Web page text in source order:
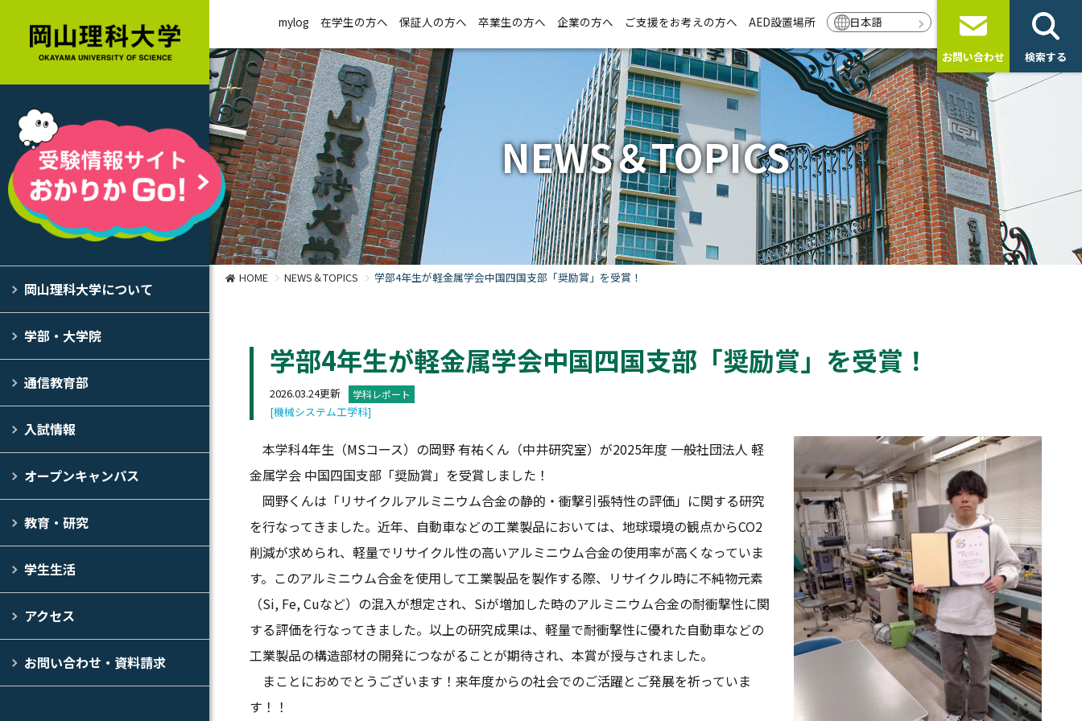
岡山理科大学について
学部・大学院
通信教育部
入試情報
オープンキャンパス
教育・研究
学生生活
アクセス
お問い合わせ・資料請求
mylog 在学生の方へ 保証人の方へ 卒業生の方へ 企業の方へ ご支援をお考えの方へ AED設置場所 日本語
お問い合わせ 検索する
NEWS＆TOPICS
HOME NEWS＆TOPICS 学部4年生が軽金属学会中国四国支部「奨励賞」を受賞！
学部4年生が軽金属学会中国四国支部「奨励賞」を受賞！
2026.03.24更新 学科レポート
[機械システム工学科]
本学科4年生（MSコース）の岡野 有祐くん（中井研究室）が2025年度 一般社団法人 軽
金属学会 中国四国支部「奨励賞」を受賞しました！
岡野くんは「リサイクルアルミニウム合金の静的・衝撃引張特性の評価」に関する研究
を行なってきました。近年、自動車などの工業製品においては、地球環境の観点からCO2
削減が求められ、軽量でリサイクル性の高いアルミニウム合金の使用率が高くなっていま
す。このアルミニウム合金を使用して工業製品を製作する際、リサイクル時に不純物元素
（Si, Fe, Cuなど）の混入が想定され、Siが増加した時のアルミニウム合金の耐衝撃性に関
する評価を行なってきました。以上の研究成果は、軽量で耐衝撃性に優れた自動車などの
工業製品の構造部材の開発につながることが期待され、本賞が授与されました。
まことにおめでとうございます！来年度からの社会でのご活躍とご発展を祈っていま
す！！